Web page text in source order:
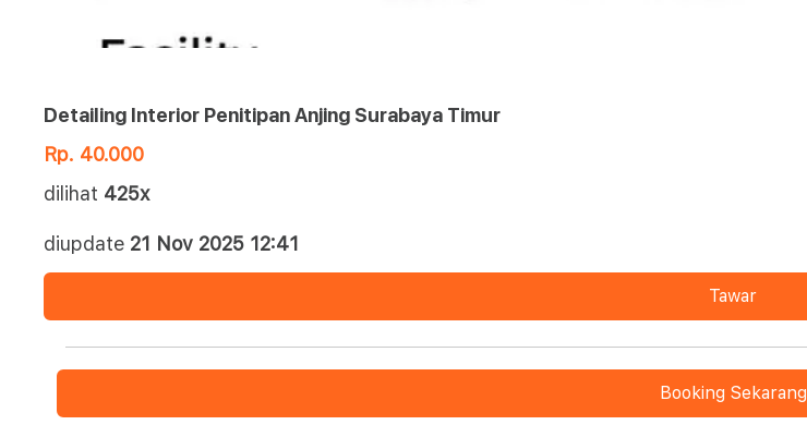
Detailing Interior Penitipan Anjing Surabaya Timur
Rp. 40.000
dilihat 425x
diupdate 21 Nov 2025 12:41
Tawar
Booking Sekarang